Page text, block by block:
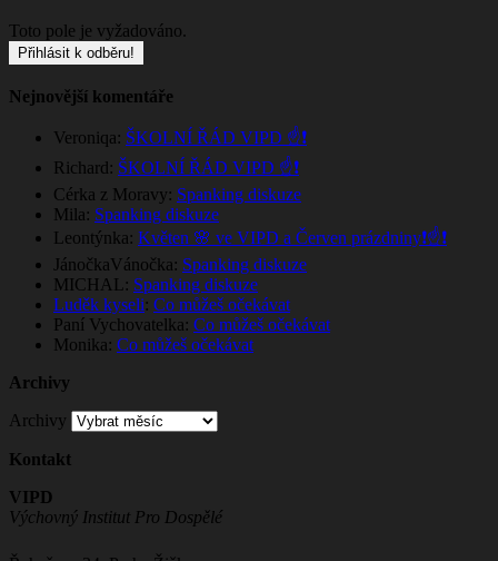
Toto pole je vyžadováno.
Nejnovější komentáře
Veroniqa: ŠKOLNÍ ŘÁD VIPD ☝️❗
Richard: ŠKOLNÍ ŘÁD VIPD ☝️❗
Cérka z Moravy: Spanking diskuze
Mila: Spanking diskuze
Leontýnka: Květen 🌸 ve VIPD a Červen prázdniny❗☝️❗
JánočkaVánočka: Spanking diskuze
MICHAL: Spanking diskuze
Luděk kyseli: Co můžeš očekávat
Paní Vychovatelka: Co můžeš očekávat
Monika: Co můžeš očekávat
Archivy
Archivy
Kontakt
VIPD
Výchovný Institut Pro Dospělé